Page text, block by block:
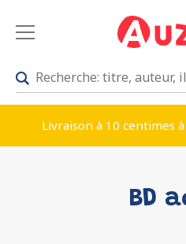
Livraison à 10 centimes
BD